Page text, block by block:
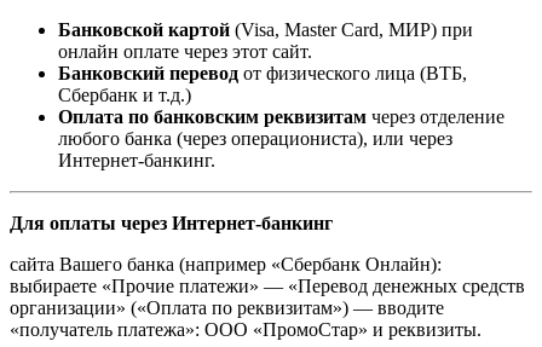
Банковской картой (Visa, Master Card, МИР) при
онлайн оплате через этот сайт.
Банковский перевод от физического лица (ВТБ,
Сбербанк и т.д.)
Оплата по банковским реквизитам через отделение
любого банка (через операциониста), или через
Интернет-банкинг.
Для оплаты через Интернет-банкинг
сайта Вашего банка (например «Сбербанк Онлайн):
выбираете «Прочие платежи» — «Перевод денежных средств
организации» («Оплата по реквизитам») — вводите
«получатель платежа»: ООО «ПромоСтар» и реквизиты.